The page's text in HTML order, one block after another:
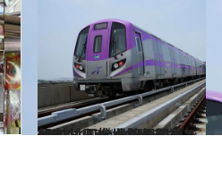
2017.4.13
MRT桃園機場線の開通で便利に！ 台北駅周辺グルメストリートの歩き方
旅＆お出かけ